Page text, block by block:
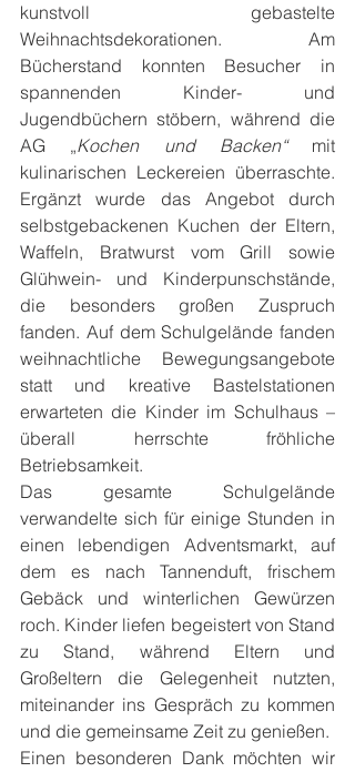
kunstvoll gebastelte
Weihnachtsdekorationen. Am
Bücherstand konnten Besucher in
spannenden Kinder- und
Jugendbüchern stöbern, während die
AG „Kochen und Backen“ mit
kulinarischen Leckereien überraschte.
Ergänzt wurde das Angebot durch
selbstgebackenen Kuchen der Eltern,
Waffeln, Bratwurst vom Grill sowie
Glühwein- und Kinderpunschstände,
die besonders großen Zuspruch
fanden. Auf dem Schulgelände fanden
weihnachtliche Bewegungsangebote
statt und kreative Bastelstationen
erwarteten die Kinder im Schulhaus –
überall herrschte fröhliche
Betriebsamkeit.
Das gesamte Schulgelände
verwandelte sich für einige Stunden in
einen lebendigen Adventsmarkt, auf
dem es nach Tannenduft, frischem
Gebäck und winterlichen Gewürzen
roch. Kinder liefen begeistert von Stand
zu Stand, während Eltern und
Großeltern die Gelegenheit nutzten,
miteinander ins Gespräch zu kommen
und die gemeinsame Zeit zu genießen.
Einen besonderen Dank möchten wir